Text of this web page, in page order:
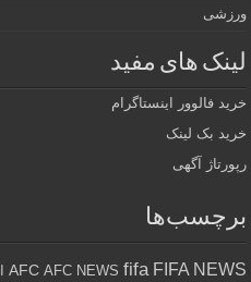
ورزشی
لینک های مفید
خرید فالوور اینستاگرام
خرید بک لینک
رپورتاژ آگهی
برچسب‌ها
AFC AFC NEWS fifa FIFA NEWS